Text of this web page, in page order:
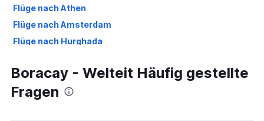
Flüge nach Athen
Flüge nach Amsterdam
Flüge nach Hurghada
Flüge nach Ankara
Flüge nach Düsseldorf
Boracay - Welteit Häufig gestellte
Fragen